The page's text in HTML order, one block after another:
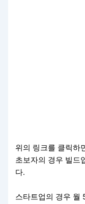
위의 링크를 클릭하
초보자의 경우 빌드
다.
스타트업의 경우 월